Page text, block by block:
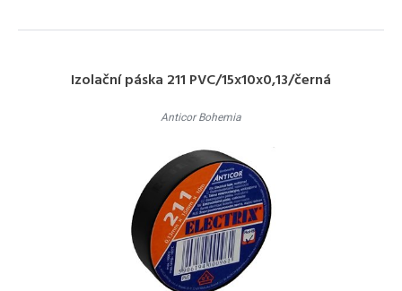
Izolační páska 211 PVC/15x10x0,13/černá
Anticor Bohemia